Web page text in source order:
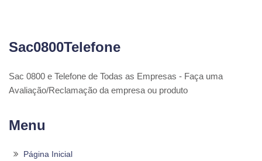
Sac0800Telefone
Sac 0800 e Telefone de Todas as Empresas - Faça uma
Avaliação/Reclamação da empresa ou produto
Menu
Página Inicial